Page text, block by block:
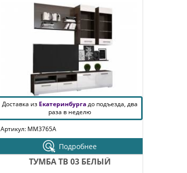
Доставка из Екатеринбургадо подъезда, два
раза в неделю
Артикул: MM3765A
Подробнее
ТУМБА ТВ 03 БЕЛЫЙ